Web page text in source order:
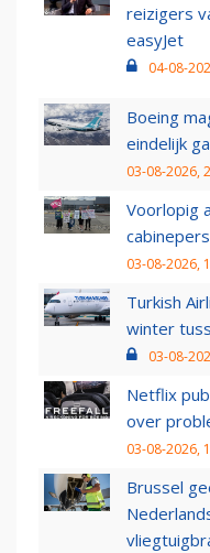
reizigers
easyJet
04-08-
Boeing
eindelijk
03-08-2026,
Voorlopig
03-08-2026,
Turkish
winter
03-08-
Netflix
over
03-08-2026,
Brussel